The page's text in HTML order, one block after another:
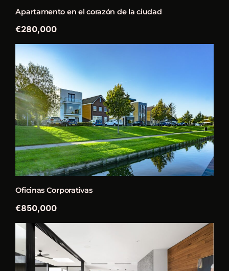
Apartamento en el corazón de la ciudad
€280,000
Oficinas Corporativas
€850,000